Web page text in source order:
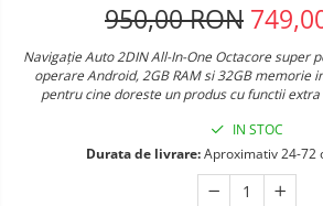
Telefoane mobile AGM
Telefoane mobile Realme
Telefoane mobile ZTE Nubia
Telefoane mobile ALTE BRANDURI
950,00 RON
Navigație Auto 2DIN All-In-One Octacore super
operare Android, 2GB RAM si 32GB memorie
pentru cine doreste un produs cu functii
IN STOC
Durata de livrare:Aproximativ 24-72